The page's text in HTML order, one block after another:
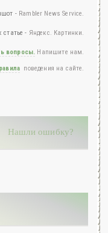
- Rambler News Service.
статье - Яндекс. Картинки.
вопросы. Напишите нам.
поведения на сайте.
Нашли ошибку?